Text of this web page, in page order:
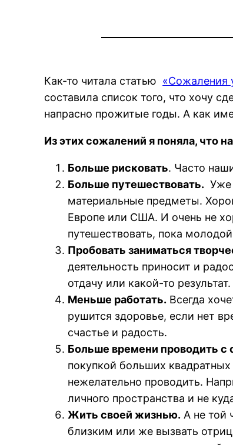
Как-то читала статью
составила список того, что хочу
напрасно прожитые годы. А как
Из этих сожалений я поняла, что
Больше рисковать. Часто
Больше путешествовать. Уже
материальные предметы.
Европе или США. И очень не
путешествовать, пока
Пробовать заниматься
деятельность приносит и
отдачу или какой-то
Меньше работать. Всегда
рушится здоровье, если нет
счастье и радость.
Больше времени проводить с
покупкой больших
нежелательно проводить.
личного пространства и не
Жить своей жизнью. А не той
близким или же вызвать